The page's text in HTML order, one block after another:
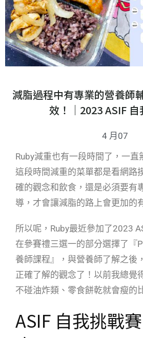
減脂過程中有專業的營養師
效！｜2023 ASIF
4 月07
Ruby減重也有一段時間了，一直
這段時間減重的菜單都是看網路
確的觀念和飲食，還是必須要有
導，才會讓減脂的路上會更加的
所以呢，Ruby最近參加了2023
在參賽禮三選一的部分選擇了『
養師課程』，與營養師了解之後
正確了解的觀念了！以前我總覺
不碰油炸類、零食餅乾就會瘦的
ASIF 自我挑戰